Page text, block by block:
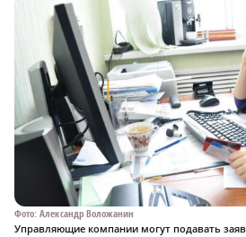
Фото: Александр Воложанин
Управляющие компании могут подавать